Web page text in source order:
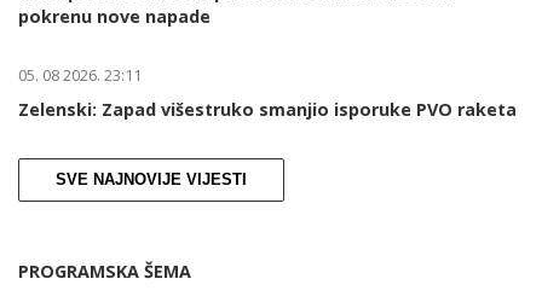
pokrenu nove napade
05. 08 2026. 23:11
Zelenski: Zapad višestruko smanjio isporuke PVO raketa
SVE NAJNOVIJE VIJESTI
PROGRAMSKA ŠEMA